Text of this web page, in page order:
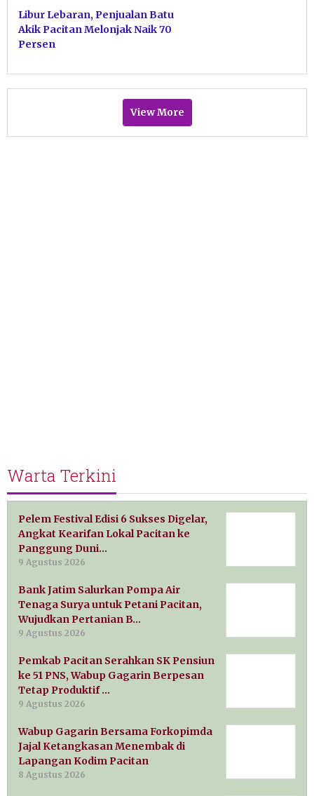
Libur Lebaran, Penjualan Batu
Akik Pacitan Melonjak Naik 70
Persen
View More
Warta Terkini
Pelem Festival Edisi 6 Sukses Digelar,
Angkat Kearifan Lokal Pacitan ke
Panggung Duni…
9 Agustus 2026
Bank Jatim Salurkan Pompa Air
Tenaga Surya untuk Petani Pacitan,
Wujudkan Pertanian B…
9 Agustus 2026
Pemkab Pacitan Serahkan SK Pensiun
ke 51 PNS, Wabup Gagarin Berpesan
Tetap Produktif …
9 Agustus 2026
Wabup Gagarin Bersama Forkopimda
Jajal Ketangkasan Menembak di
Lapangan Kodim Pacitan
8 Agustus 2026